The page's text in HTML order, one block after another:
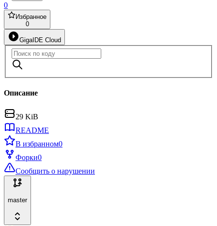
0
Избранное
0
GigaIDE Cloud
Описание
29 KiB
README
В избранном0
Форки0
Сообщить о нарушении
master